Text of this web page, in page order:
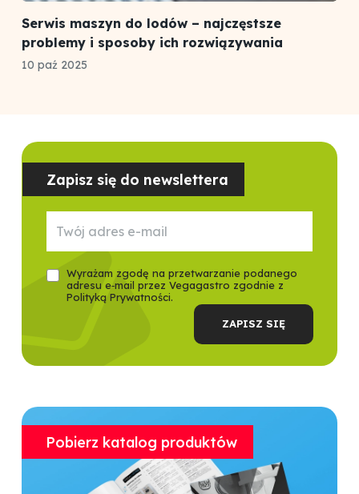
Serwis maszyn do lodów – najczęstsze
problemy i sposoby ich rozwiązywania
10 paź 2025
Zapisz się do newslettera
Wyrażam zgodę na przetwarzanie podanego
adresu e‑mail przez Vegagastro zgodnie z
Polityką Prywatności.
ZAPISZ SIĘ
Pobierz katalog produktów